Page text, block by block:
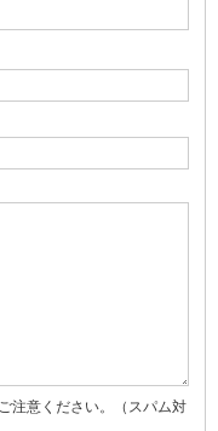
注意ください。（スパム対